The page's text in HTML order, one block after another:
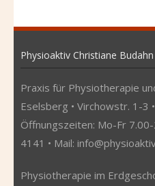
Physioaktiv Christiane
Praxis für Physiotherapie
Eselsberg • Virchowstr. 1-3
Öffnungszeiten: Mo-Fr
4141 • Mail:
Physiotherapie im